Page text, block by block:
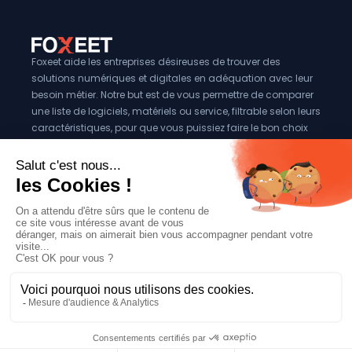
Foxeet aide les entreprises désireuses de trouver des
solutions numériques et digitales en adéquation avec leur
besoin métier. Notre but est de vous permettre de comparer
une liste de logiciels, matériels ou service, filtrable selon leurs
caractéristiques, pour que vous puissiez faire le bon choix
Vous êtes éditeur?
Se référencer sur Foxeet
Réseaux
Mentions légales